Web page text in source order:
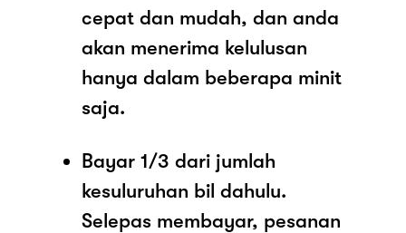
cepat dan mudah, dan anda
akan menerima kelulusan
hanya dalam beberapa minit
saja.
Bayar 1/3 dari jumlah
kesuluruhan bil dahulu.
Selepas membayar, pesanan